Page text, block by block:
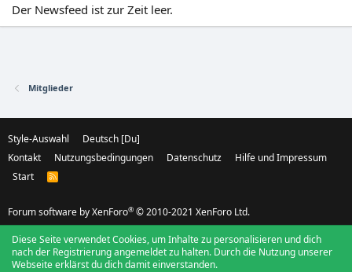
Der Newsfeed ist zur Zeit leer.
Mitglieder
Style-Auswahl
Deutsch [Du]
Kontakt
Nutzungsbedingungen Datenschutz
Hilfe und Impressum
Start
R
S
Forum software by XenForo® © 2010-2021 XenForo Ltd.
Diese Seite verwendet Cookies, um Inhalte zu personalisieren und dich
nach der Registrierung angemeldet zu halten. Durch die Nutzung unserer
Webseite erklärst du dich damit einverstanden.